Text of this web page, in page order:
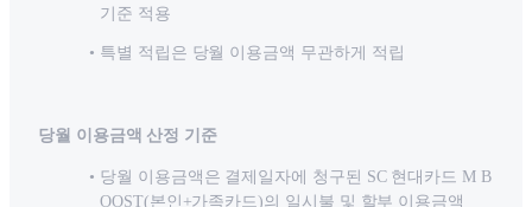
기준 적용
특별 적립은 당월 이용금액 무관하게 적립
당월 이용금액 산정 기준
당월 이용금액은 결제일자에 청구된 SC 현대카드 M B
OOST(본인+가족카드)의 일시불 및 할부 이용금액